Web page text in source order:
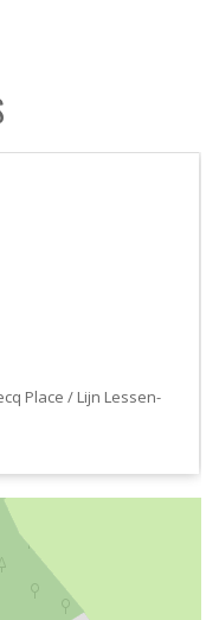
Place / Lijn Lessen-